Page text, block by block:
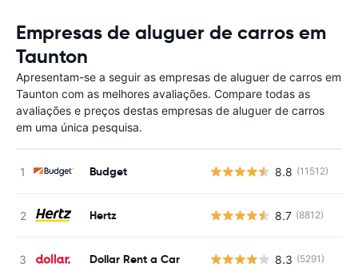
Empresas de aluguer de carros em
Taunton
Apresentam-se a seguir as empresas de aluguer de carros em
Taunton com as melhores avaliações. Compare todas as
avaliações e preços destas empresas de aluguer de carros
em uma única pesquisa.
Budget 8.8 (11512)
Hertz 8.7 (8812)
Dollar Rent a Car 8.3 (5291)